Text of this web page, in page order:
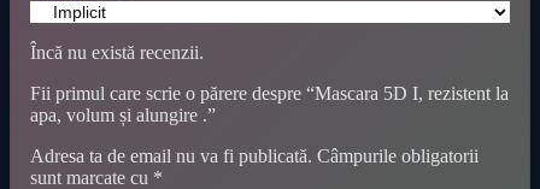
Încă nu există recenzii.
Fii primul care scrie o părere despre “Mascara 5D I, rezistent la
apa, volum și alungire .”
Adresa ta de email nu va fi publicată. Câmpurile obligatorii
sunt marcate cu *